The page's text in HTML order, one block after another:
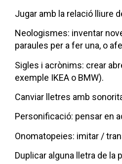
Jugar amb la relació lliure
Neologismes: inventar
paraules per a fer una, o
Sigles i acrònims: crear
exemple IKEA o BMW).
Canviar lletres amb
Personificació: pensar en
Onomatopeies: imitar /
Duplicar alguna lletra de la